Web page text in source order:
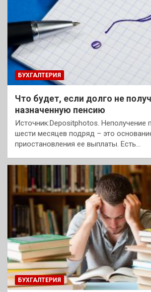
БУХГАЛТЕРИЯ
Что будет, если долго не
назначенную пенсию
Источник:Depositphotos. Неполучение
шести месяцев подряд – это
приостановления ее выплаты. Есть…
БУХГАЛТЕРИЯ